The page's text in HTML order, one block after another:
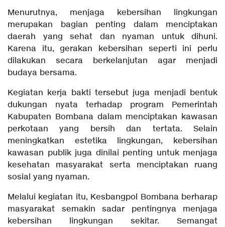
Menurutnya, menjaga kebersihan lingkungan
merupakan bagian penting dalam menciptakan
daerah yang sehat dan nyaman untuk dihuni.
Karena itu, gerakan kebersihan seperti ini perlu
dilakukan secara berkelanjutan agar menjadi
budaya bersama.
Kegiatan kerja bakti tersebut juga menjadi bentuk
dukungan nyata terhadap program Pemerintah
Kabupaten Bombana dalam menciptakan kawasan
perkotaan yang bersih dan tertata. Selain
meningkatkan estetika lingkungan, kebersihan
kawasan publik juga dinilai penting untuk menjaga
kesehatan masyarakat serta menciptakan ruang
sosial yang nyaman.
Melalui kegiatan itu, Kesbangpol Bombana berharap
masyarakat semakin sadar pentingnya menjaga
kebersihan lingkungan sekitar. Semangat